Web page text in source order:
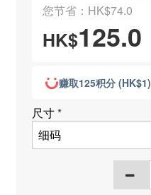
您节省：HK$74.0
HK$125.0
赚取125积分 (HK$1)
尺寸*